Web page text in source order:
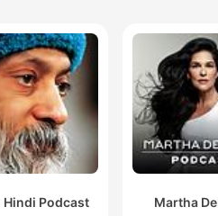
Hindi Podcast Martha